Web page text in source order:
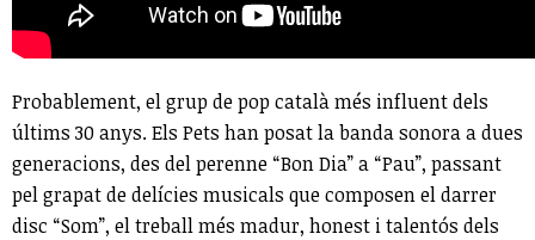
Probablement, el grup de pop català més influent dels
últims 30 anys. Els Pets han posat la banda sonora a dues
generacions, des del perenne “Bon Dia” a “Pau”, passant
pel grapat de delícies musicals que composen el darrer
disc “Som”, el treball més madur, honest i talentós dels